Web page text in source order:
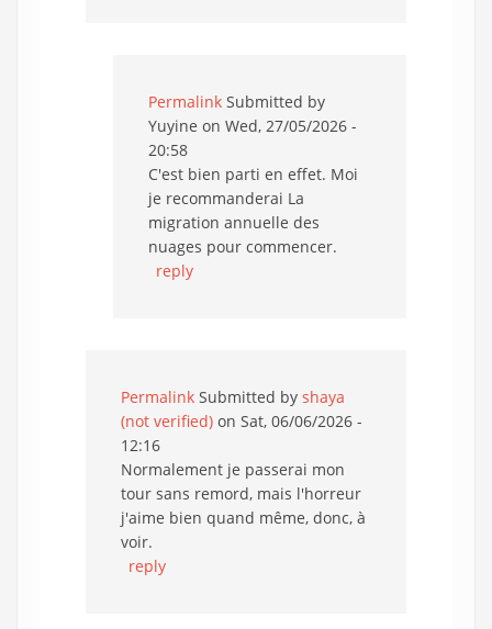
Permalink Submitted by
Yuyine on Wed, 27/05/2026 -
20:58
C'est bien parti en effet. Moi
je recommanderai La
migration annuelle des
nuages pour commencer.
reply
Permalink Submitted by shaya
(not verified) on Sat, 06/06/2026 -
12:16
Normalement je passerai mon
tour sans remord, mais l'horreur
j'aime bien quand même, donc, à
voir.
reply